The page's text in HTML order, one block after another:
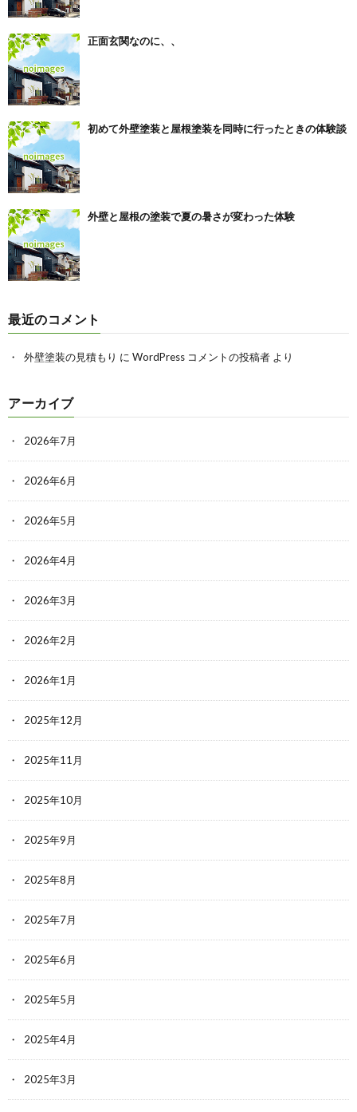
正面玄関なのに、、
初めて外壁塗装と屋根塗装を同時に行ったときの体験談
外壁と屋根の塗装で夏の暑さが変わった体験
最近のコメント
外壁塗装の見積もり に WordPress コメントの投稿者 より
アーカイブ
2026年7月
2026年6月
2026年5月
2026年4月
2026年3月
2026年2月
2026年1月
2025年12月
2025年11月
2025年10月
2025年9月
2025年8月
2025年7月
2025年6月
2025年5月
2025年4月
2025年3月